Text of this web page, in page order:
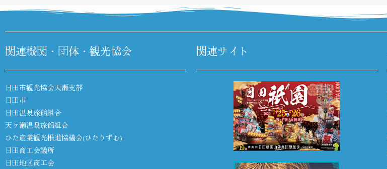
関連機関・団体・観光協会
日田市観光協会天瀬支部
日田市
日田温泉旅館組合
天ヶ瀬温泉旅館組合
ひた産業観光推進協議会(ひたりずむ)
日田商工会議所
日田地区商工会
関連サイト